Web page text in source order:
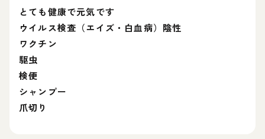
とても健康で元気です
ウイルス検査（エイズ・白血病）陰性
ワクチン
駆虫
検便
シャンプー
爪切り